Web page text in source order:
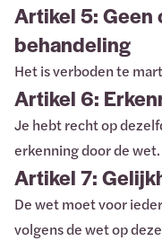
Artikel 5: Geen
behandeling
Het is verboden te
Artikel 6:
Je hebt recht op
erkenning door de wet.
Artikel 7:
De wet moet voor
volgens de wet op